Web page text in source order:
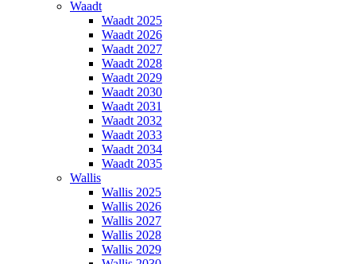
Waadt
Waadt 2025
Waadt 2026
Waadt 2027
Waadt 2028
Waadt 2029
Waadt 2030
Waadt 2031
Waadt 2032
Waadt 2033
Waadt 2034
Waadt 2035
Wallis
Wallis 2025
Wallis 2026
Wallis 2027
Wallis 2028
Wallis 2029